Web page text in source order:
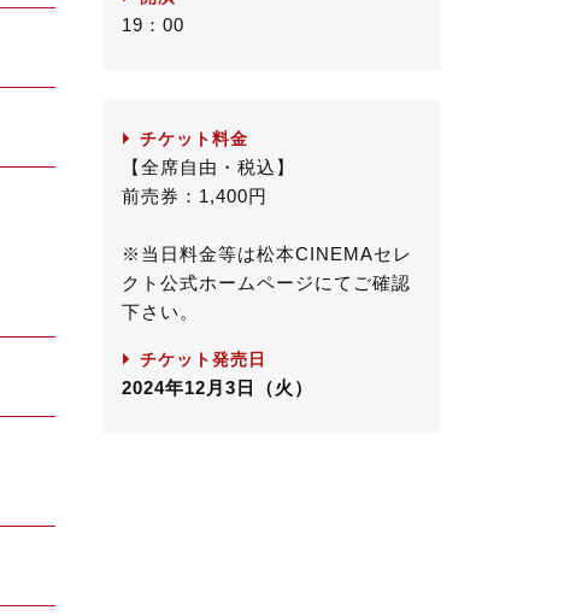
19：00
チケット料金
【全席自由・税込】
前売券：1,400円
※当日料金等は松本CINEMAセレ
クト公式ホームページにてご確認
下さい。
チケット発売日
2024年12月3日（火）